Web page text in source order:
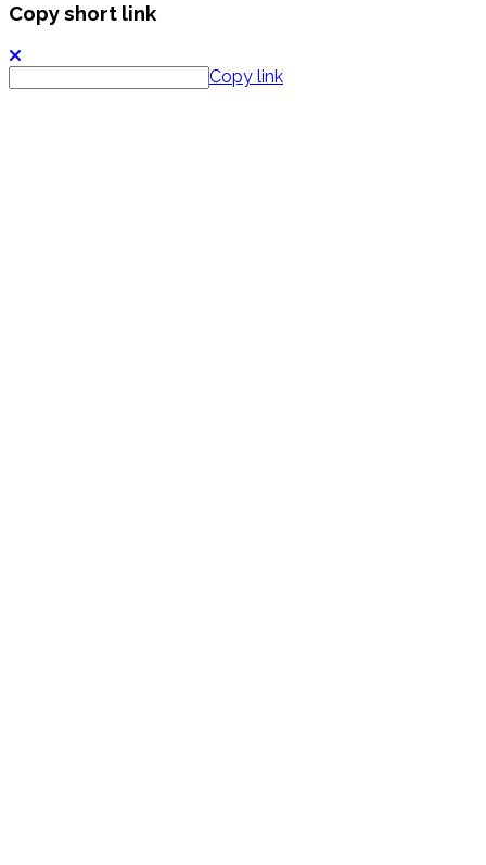
Copy short link
Copy link